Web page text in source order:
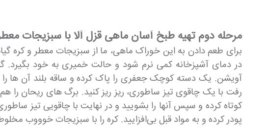
مرحله دوم تهیه طبخ آسان ماهی قزل آلا با سبزیجات
در دمای آشپزخانه کمی نرم شود و حالت خمیری به خود بگیرد.
آویشن. یک دسته کوچک جعفری را پاک کرده و ساقه بلند آن ها
رفت با یک چاقوی تیز ساطوری، ریز ریز کنید. برگ های ریحان را
کوتاه کرده و سپس آنها را بشویید و در نهایت با چاقویی تیز
پودر کرده و به مواد قبل بی‌افزایید. کره را با سبزیجات خوووب